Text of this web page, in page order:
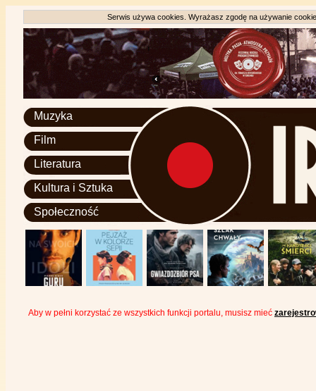
Serwis używa cookies. Wyrażasz zgodę na używanie
Muzyka
Film
Literatura
Kultura i Sztuka
Społeczność
Aby w pełni korzystać ze wszystkich funkcji portalu, musisz mieć